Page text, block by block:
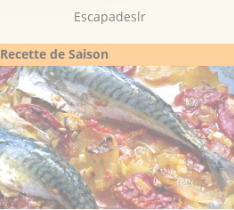
Escapadeslr
de Saison